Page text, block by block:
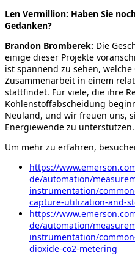
Len Vermillion: Haben Sie
Gedanken?
Brandon Bromberek: Die
einige dieser Projekte
ist spannend zu sehen,
Zusammenarbeit in einem
stattfindet. Für viele, die ihre
Kohlenstoffabscheidung
Neuland, und wir freuen uns,
Energiewende zu unterstützen.
Um mehr zu erfahren,
https://
de/automation/
instrumentation/
capture-utilization-and-
https://
de/automation/
instrumentation/
dioxide-co2-metering